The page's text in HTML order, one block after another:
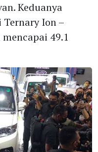
Keduanya
Ion –
49.1